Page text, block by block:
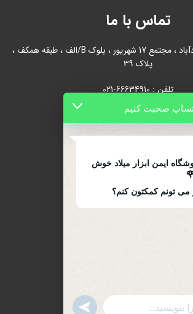
تماس با ما
آدرس : بازار آهن شادآباد ، مجتمع 17 شهریور ، بلوک B/الف ، طبقه همکف ،
پلاک 39
تلفن : 66634910-021
021-66631684
صحبت کنیم
ایمن ابزار میلاد خوش
تونم کمکتون کنم؟